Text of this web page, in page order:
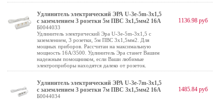
Удлинитель электрический ЭРА U-3e-5m-3x1,5
с заземлением 3 розетки 5м ПВС 3x1,5мм2 16А
Б0044033
Удлинитель электрический Эра U-3e-5m-3x1,5 с
заземлением, 3 розетки, 5м ПВС 3x1,5мм2. Для
мощных приборов. Рассчитан на максимальную
мощность 16А/3500. Удлинитель Эра станет Вашим
надежным помощником, если Ваши любимые
электроприборы находятся далеко от розеток.
1136.98 руб
Удлинитель электрический ЭРА U-3e-7m-3x1,5
с заземлением 3 розетки 7м ПВС 3x1,5мм2 16А
Б0044034
1485.84 руб